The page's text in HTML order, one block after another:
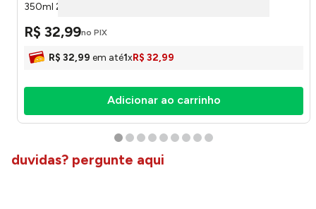
350ml 270075101 - Ruvolo
R$ 32,99no PIX
R$ 32,99 em até1xR$ 32,99
Adicionar ao carrinho
duvidas? pergunte aqui